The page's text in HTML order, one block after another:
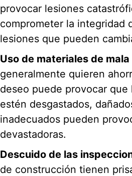
provocar lesiones
comprometer la integridad
lesiones que pueden
Uso de materiales de
generalmente quieren
deseo puede provocar
estén desgastados,
inadecuados pueden
devastadoras.
Descuido de las
de construcción tienen